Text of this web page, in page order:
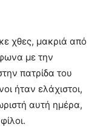
χθες, μακριά από
με την
πατρίδα του
ήταν ελάχιστοι,
αυτή ημέρα,